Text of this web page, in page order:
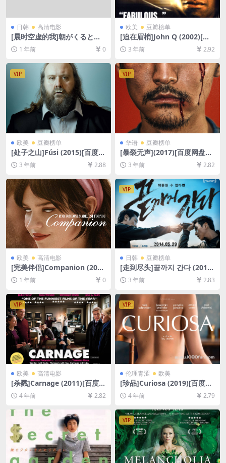
日韩 高清电影
[晨时空虚的我]朝がくるとむ
なしくなる (2023)[百度网盘
+夸克网盘1080P超清未删减
资源][网盘在线播放/下载][MP
4/1.9GB][中文字幕]
1 年前 0
欧美 豆瓣榜单
[迫在眉梢]John Q (2002)[百
度网盘+夸克网盘1080P超清
未删减资源][网盘在线播放/下
载][MP4/7.5GB][中英字幕]
3 年前 2.92
VIP
欧美 豆瓣榜单
[处子之山]Fúsi (2015)[百度网
盘+夸克网盘1080P超清未删
减资源][网盘在线播放/下载]
3 年前 2.88
VIP
华语 豆瓣榜单
[暴裂无声](2017)[百度网盘
+迅雷云盘资源1080P超清未
删减][MP4/7.5GB][中文字幕]
3 年前 2.82
欧美 高清电影
[完美伴侣]Companion (202
5)[百度网盘+夸克网盘1080P
超清未删减资源][网盘在线播
放/下载][MP4/3GB][中英字
幕]
1 年前 0
VIP
日韩 豆瓣榜单
[走到尽头]끝까지 간다 (2014)
[百度网盘+夸克网盘1080P超
清未删减资源][网盘在线播放/
下载][MP4/4.5GB][韩语中字]
3 年前 2.83
VIP
欧美 高清电影
[杀戮]Carnage (2011)[百度网
盘+迅雷云盘资源1080P超清
未删减][MP4/4.7GB][中英字
幕]
4 年前 2.82
VIP
伦理青涩 欧美
[珍品]Curiosa (2019)[百度网
盘+迅雷云盘资源1080P超清]
[MP4/6.8GB][中英字幕]
4 年前 2.79
VIP